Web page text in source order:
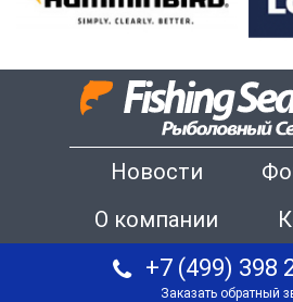
Новости
О компании
+7 (499) 398
Заказать обратный